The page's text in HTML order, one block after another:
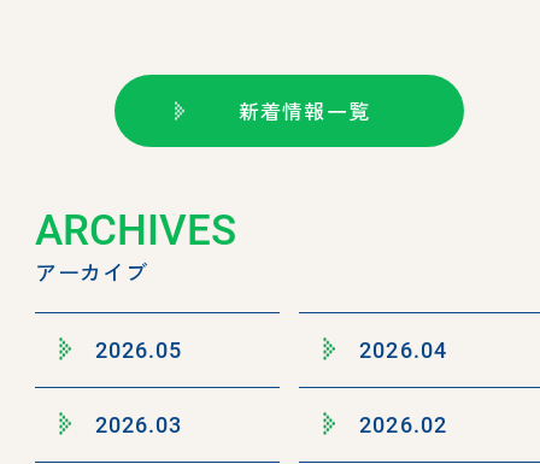
新着情報一覧
ARCHIVES
アーカイブ
2026.05 2026.04
2026.03 2026.02